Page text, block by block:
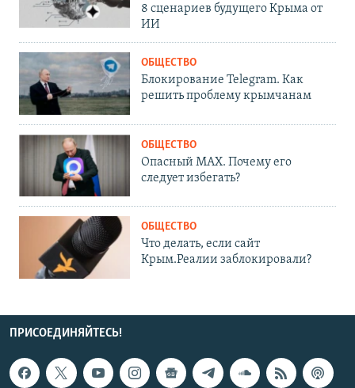
8 сценариев будущего Крыма от
ИИ
ОБЩЕСТВО
Блокирование Telegram. Как
решить проблему крымчанам
ОБЩЕСТВО
Опасный MAX. Почему его
следует избегать?
ОБЩЕСТВО
Что делать, если сайт
Крым.Реалии заблокировали?
ПРИСОЕДИНЯЙТЕСЬ!